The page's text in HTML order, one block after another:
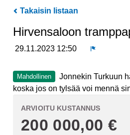
Takaisin listaan
Hirvensaloon
29.11.2023 12:50
Mahdollinen
Jonnekin Turkuun
koska jos on tylsää voi mennä
ARVIOITU KUSTANNUS
200 000,00 €